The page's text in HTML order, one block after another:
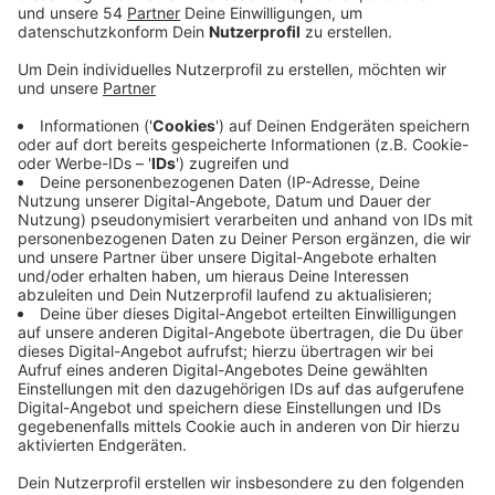
Gericht hat er das aber zunächst bestritten.
Der Mann soll sich laut Anklage verschiedene Waffen
besorgt und in sozialen Medien angekündigt haben,
dass er Ausländer und Polizisten erschießen wolle. Die
Ankündigungen online räumte er vor Gericht auch ein.
Er habe sie aber nie in die Realität umsetzen wollen,
sagte sein Verteidiger. Er sei zu Corona-Zeiten in eine
extremistische Blase geraten und habe sich mit den
Plänen nur wichtig machen und Frust abbauen wollen.
Heute distanziere er sich von seinem damaligen
Denken. Bis zum letzten Verhandlungstag Ende
November muss jetzt geklärt werden, ob der Mann die
Anschläge ernsthaft geplant hatte. Ihm wird unter